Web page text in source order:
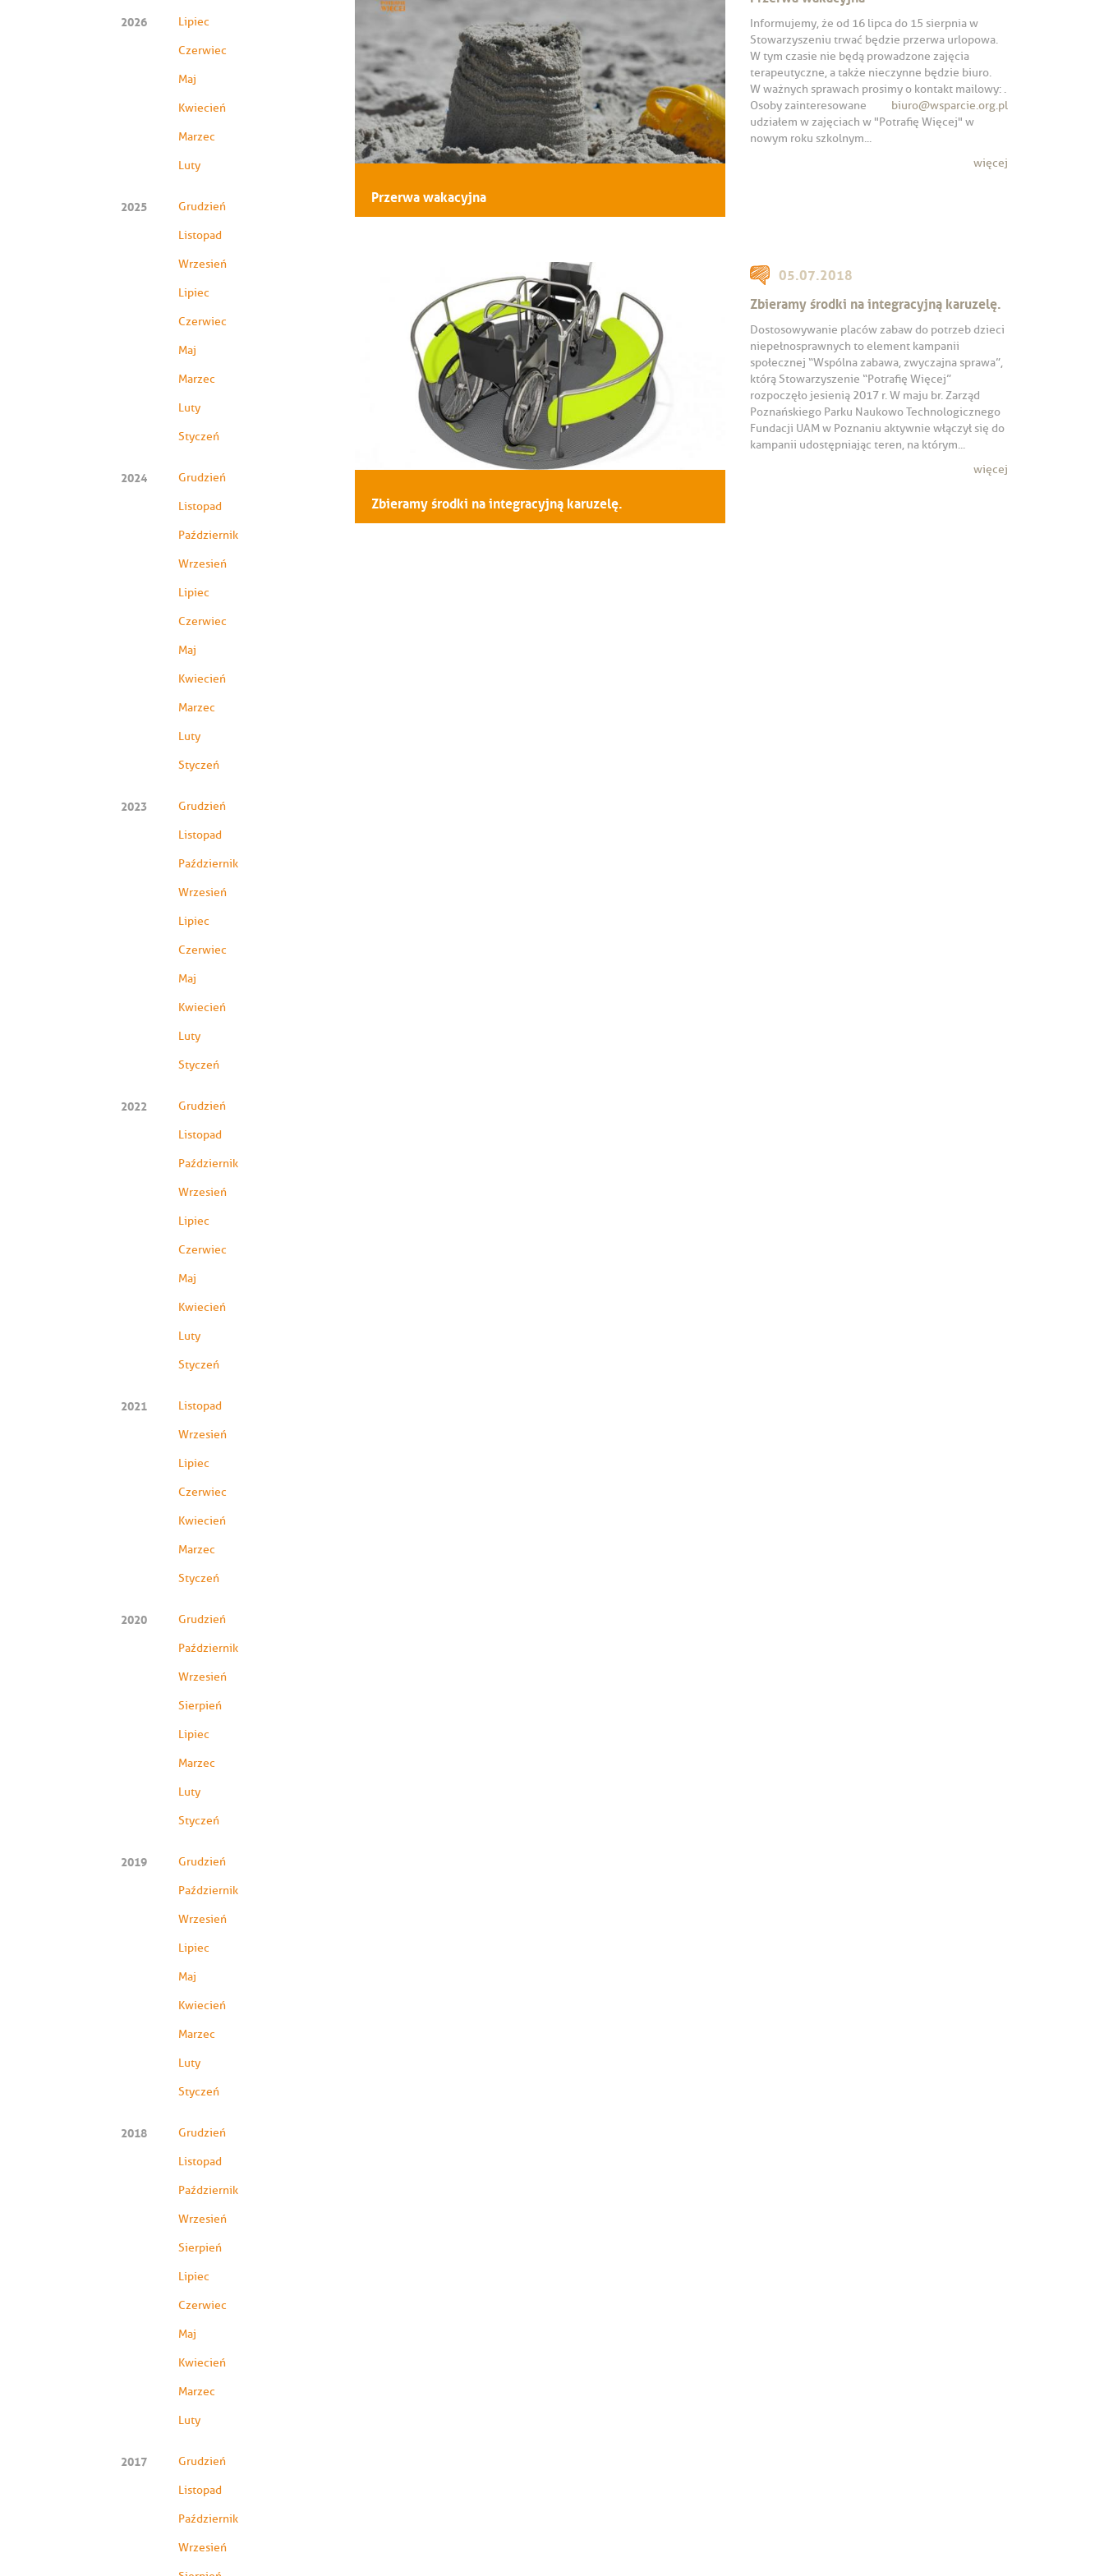
2026 Lipiec
Czerwiec
Maj
Kwiecień
Marzec
Luty
2025 Grudzień
Listopad
Wrzesień
Lipiec
Czerwiec
Maj
Marzec
Luty
Styczeń
2024 Grudzień
Listopad
Październik
Wrzesień
Lipiec
Czerwiec
Maj
Kwiecień
Marzec
Luty
Styczeń
2023 Grudzień
Listopad
Październik
Wrzesień
Lipiec
Czerwiec
Maj
Kwiecień
Luty
Styczeń
2022 Grudzień
Listopad
Październik
Wrzesień
Lipiec
Czerwiec
Maj
Kwiecień
Luty
Styczeń
2021 Listopad
Wrzesień
Lipiec
Czerwiec
Kwiecień
Marzec
Styczeń
2020 Grudzień
Październik
Wrzesień
Sierpień
Lipiec
Marzec
Luty
Styczeń
2019 Grudzień
Październik
Wrzesień
Lipiec
Maj
Kwiecień
Marzec
Luty
Styczeń
2018 Grudzień
Listopad
Październik
Wrzesień
Sierpień
Lipiec
Czerwiec
Maj
Kwiecień
Marzec
Luty
2017 Grudzień
Listopad
Październik
Wrzesień
Przerwa wakacyjna
Informujemy, że od 16 lipca do 15 sierpnia w
Stowarzyszeniu trwać będzie przerwa urlopowa.
W tym czasie nie będą prowadzone zajęcia
terapeutyczne, a także nieczynne będzie biuro.
W ważnych sprawach prosimy o kontakt mailowy:
biuro@wsparcie.org.pl
.
Osoby zainteresowane
udziałem w zajęciach w "Potrafię Więcej" w
nowym roku szkolnym...
więcej
Zbieramy środki na integracyjną karuzelę.
05.07.2018
Zbieramy środki na integracyjną karuzelę.
Dostosowywanie placów zabaw do potrzeb dzieci
niepełnosprawnych to element kampanii
społecznej “Wspólna zabawa, zwyczajna sprawa”,
którą Stowarzyszenie “Potrafię Więcej”
rozpoczęło jesienią 2017 r. W maju br. Zarząd
Poznańskiego Parku Naukowo Technologicznego
Fundacji UAM w Poznaniu aktywnie włączył się do
kampanii udostępniając teren, na którym...
więcej